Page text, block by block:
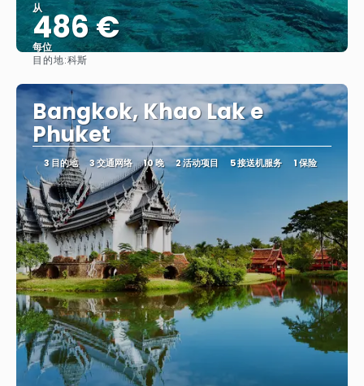
从
486 €
每位
目的地:科斯
Bangkok, Khao Lak e
Phuket
3 目的地 3 交通网络 10 晚 2 活动项目 5 接送机服务 1 保险